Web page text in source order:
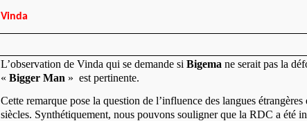
Vinda
L’observation de Vinda qui se demande si Bigema ne serait pas la
« Bigger Man » est pertinente.
Cette remarque pose la question de l’influence des langues
siècles. Synthétiquement, nous pouvons souligner que la RDC a été